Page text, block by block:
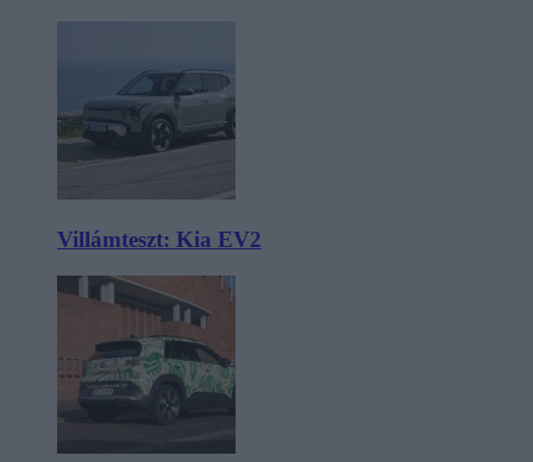
Villámteszt: Kia EV2